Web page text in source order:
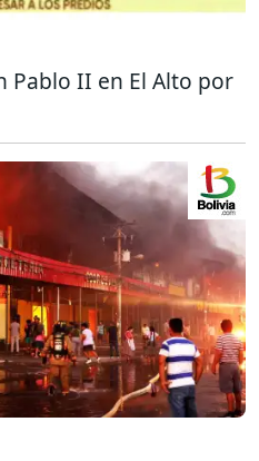
Pablo II en El Alto por